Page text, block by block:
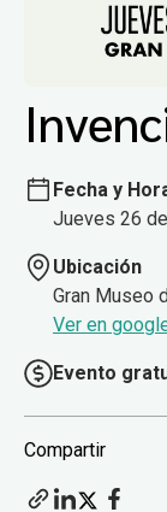
Fecha y
Jueves 26
Ubicación
Gran Museo
Ver en
Evento
Compartir